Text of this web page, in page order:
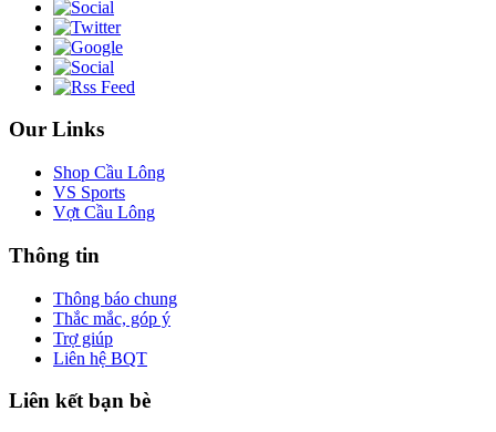
Our Links
Shop Cầu Lông
VS Sports
Vợt Cầu Lông
Thông tin
Thông báo chung
Thắc mắc, góp ý
Trợ giúp
Liên hệ BQT
Liên kết bạn bè